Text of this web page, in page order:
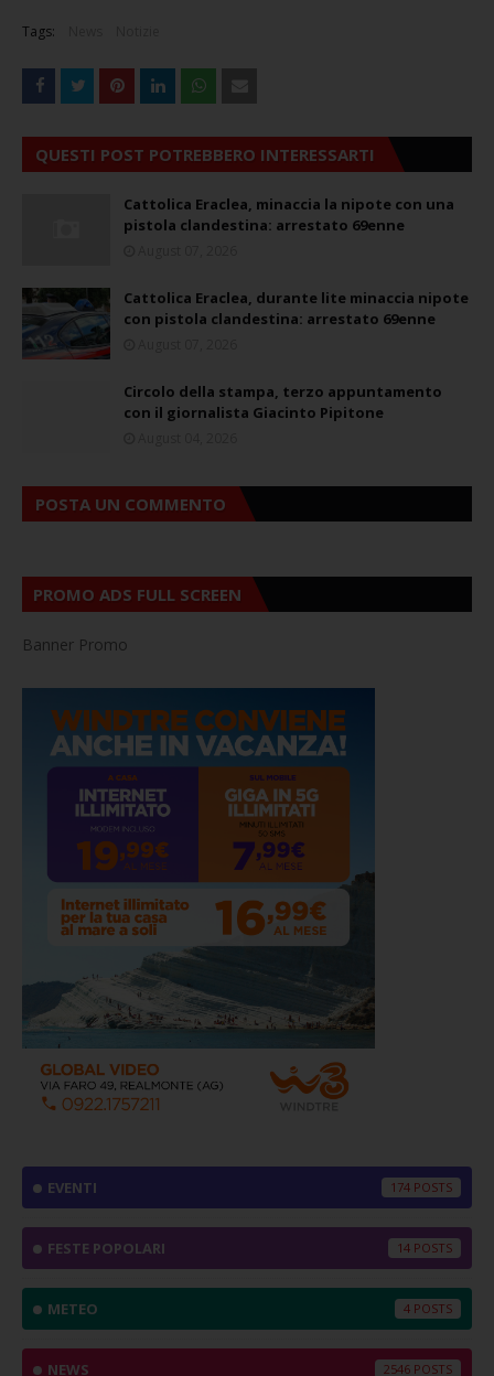
Tags:
QUESTI POST POTREBBERO INTERESSARTI
Cattolica Eraclea, minaccia la nipote con una
pistola clandestina: arrestato 69enne
Cattolica Eraclea, durante lite minaccia nipote
con pistola clandestina: arrestato 69enne
Circolo della stampa, terzo appuntamento
con il giornalista Giacinto Pipitone
POSTA UN COMMENTO
PROMO ADS FULL SCREEN
Banner Promo
EVENTI 174
FESTE POPOLARI 14
METEO 4
NEWS 2546